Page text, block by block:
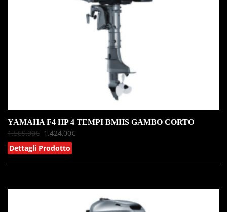
YAMAHA F4 HP 4 TEMPI BMHS GAMBO CORTO
1.569,00€ 1.424,00€
Dettagli Prodotto